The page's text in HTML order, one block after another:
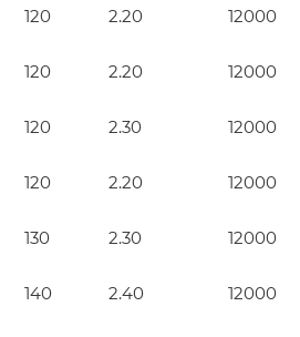
120 2.20 12000
120 2.20 12000
120 2.30 12000
120 2.20 12000
130 2.30 12000
140 2.40 12000